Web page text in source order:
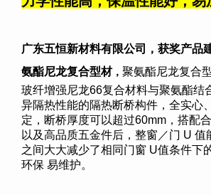
广东五恒新材料有限公司
，获奖产品
氨酯尼龙复合型材， 聚氨酯尼龙复合
玻纤增强尼龙66复合材料与聚氨酯结
异隔热性能的隔热断桥构件，全实心
定，断桥厚度可以超过60mm，搭配
以及高品质五金件后，整窗／门 U 值
之间大大减少了相同门窗 U值条件下
环保 易维护。